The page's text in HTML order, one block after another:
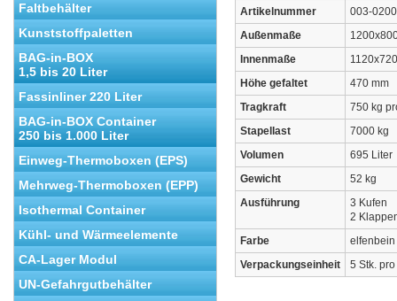
Faltbehälter
Kunststoffpaletten
BAG-in-BOX
1,5 bis 20 Liter
Fassinliner 220 Liter
BAG-in-BOX Container
250 bis 1.000 Liter
Einweg-Thermoboxen (EPS)
Mehrweg-Thermoboxen (EPP)
Isothermal Container
Kühl- und Wärmeelemente
CA-Lager Modul
UN-Gefahrgutbehälter
Artikelnummer
003-
Außenmaße
Innenmaße
Höhe gefaltet
470 mm
Tragkraft
750 kg
Stapellast
7000 kg
Volumen
695 Liter
Gewicht
52 kg
Ausführung
3 Kufen
2
Farbe
elfenbein
Verpackungseinheit
5 Stk.